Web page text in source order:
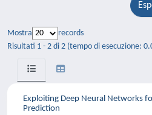
Mostra
records
Risultati 1 - 2 di 2 (tempo di esecuzione:
Exploiting Deep Neural Networks
Prediction